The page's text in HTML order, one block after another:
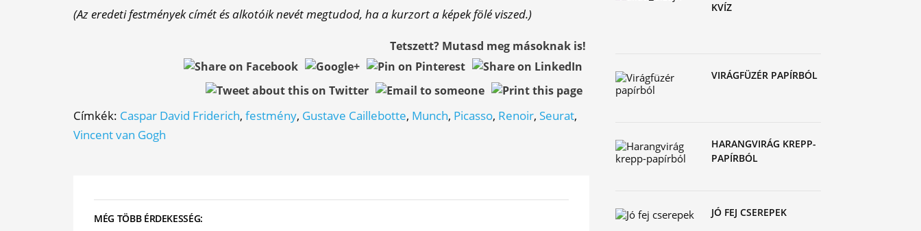
(Az eredeti festmények címét és alkotóik nevét megtudod, ha a kurzort a képek fölé viszed.)
Tetszett? Mutasd meg másoknak is!
Címkék: Caspar David Friderich, festmény, Gustave Caillebotte, Munch, Picasso, Renoir, Seurat,
Vincent van Gogh
MÉG TÖBB ÉRDEKESSÉG:
KVÍZ
VIRÁGFÜZÉR PAPÍRBÓL
HARANGVIRÁG KREPP-
PAPÍRBÓL
JÓ FEJ CSEREPEK